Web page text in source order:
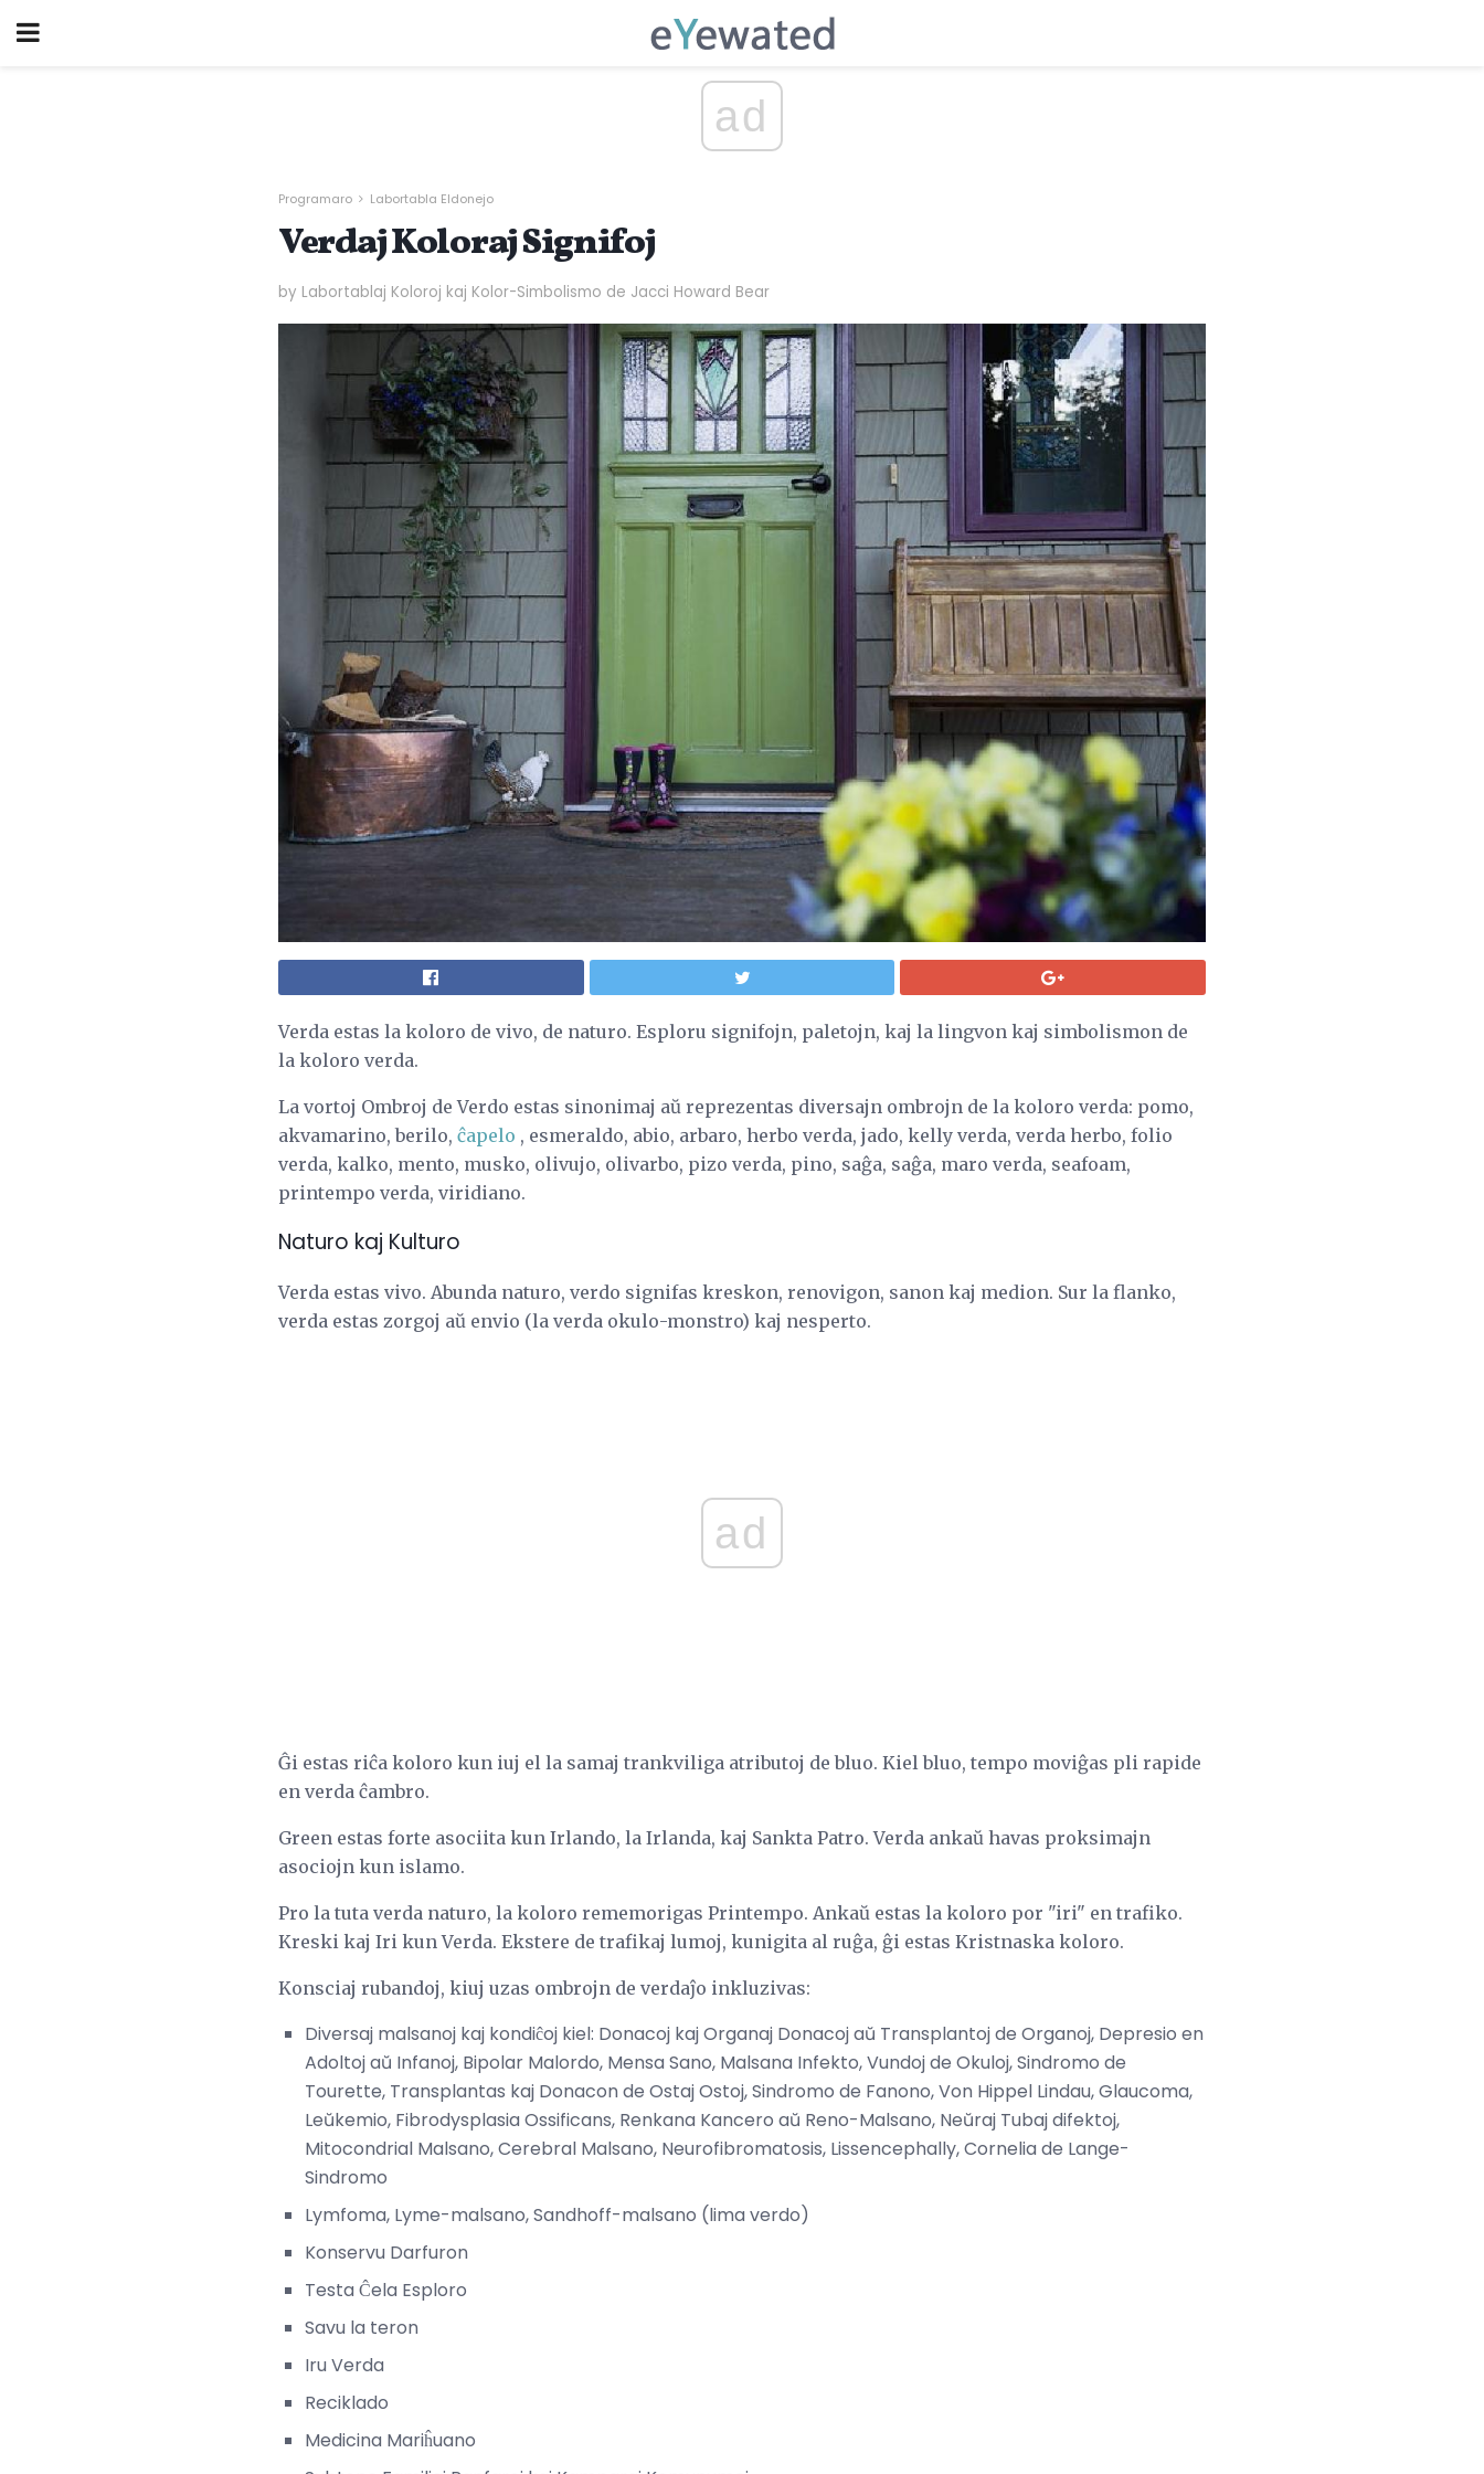
ad
Programaro Labortabla Eldonejo
Verdaj Koloraj Signifoj
by Labortablaj Koloroj kaj Kolor-Simbolismo de Jacci Howard Bear
Verda estas la koloro de vivo, de naturo. Esploru signifojn, paletojn, kaj la lingvon kaj simbolismon de
la koloro verda.
La vortoj Ombroj de Verdo estas sinonimaj aŭ reprezentas diversajn ombrojn de la koloro verda: pomo,
akvamarino, berilo, ĉapelo , esmeraldo, abio, arbaro, herbo verda, jado, kelly verda, verda herbo, folio
verda, kalko, mento, musko, olivujo, olivarbo, pizo verda, pino, saĝa, saĝa, maro verda, seafoam,
printempo verda, viridiano.
Naturo kaj Kulturo
Verda estas vivo. Abunda naturo, verdo signifas kreskon, renovigon, sanon kaj medion. Sur la flanko,
verda estas zorgoj aŭ envio (la verda okulo-monstro) kaj nesperto.
ad
Ĝi estas riĉa koloro kun iuj el la samaj trankviliga atributoj de bluo. Kiel bluo, tempo moviĝas pli rapide
en verda ĉambro.
Green estas forte asociita kun Irlando, la Irlanda, kaj Sankta Patro. Verda ankaŭ havas proksimajn
asociojn kun islamo.
Pro la tuta verda naturo, la koloro rememorigas Printempo. Ankaŭ estas la koloro por "iri" en trafiko.
Kreski kaj Iri kun Verda. Ekstere de trafikaj lumoj, kunigita al ruĝa, ĝi estas Kristnaska koloro.
Konsciaj rubandoj, kiuj uzas ombrojn de verdaĵo inkluzivas:
Diversaj malsanoj kaj kondiĉoj kiel: Donacoj kaj Organaj Donacoj aŭ Transplantoj de Organoj, Depresio en
Adoltoj aŭ Infanoj, Bipolar Malordo, Mensa Sano, Malsana Infekto, Vundoj de Okuloj, Sindromo de
Tourette, Transplantas kaj Donacon de Ostaj Ostoj, Sindromo de Fanono, Von Hippel Lindau, Glaucoma,
Leŭkemio, Fibrodysplasia Ossificans, Renkana Kancero aŭ Reno-Malsano, Neŭraj Tubaj difektoj,
Mitocondrial Malsano, Cerebral Malsano, Neurofibromatosis, Lissencephally, Cornelia de Lange-
Sindromo
Lymfoma, Lyme-malsano, Sandhoff-malsano (lima verdo)
Konservu Darfuron
Testa Ĉela Esploro
Savu la teron
Iru Verda
Reciklado
Medicina Mariĥuano